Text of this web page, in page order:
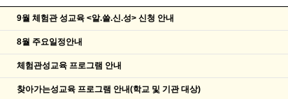
9월 체험관 성교육 <알.쓸.신.성> 신청 안내
8월 주요일정안내
체험관성교육 프로그램 안내
찾아가는성교육 프로그램 안내(학교 및 기관 대상)